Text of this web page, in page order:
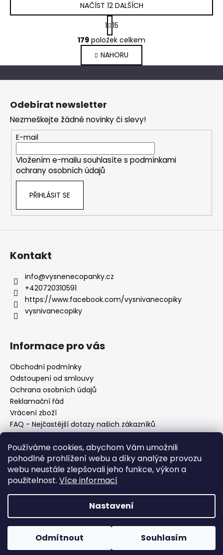
Používáme cookies, abychom Vám umožnili
pohodlné prohlížení webu a díky analýze provozu
webu neustále zlepšovali jeho funkce, výkon a
použitelnost. Více informací
Nastavení
Odmítnout Souhlasím
O
v
l
á
d
p
r
v
k
y
u
NAČÍST 12 DALŠÍCH
S
t
r
á
n
k
o
í
1 15
179 položek celkem
NAHORU
Odebírat newsletter
Nezmeškejte žádné novinky či slevy!
E-mail
Vložením e-mailu souhlasíte s podmínkami
ochrany osobních údajů
PŘIHLÁSIT SE
Kontakt
info@vysnenecopanky.cz
+420720310591
https://www.facebook.com/vysnivanecopiky
vysnivanecopiky
Informace pro vás
Obchodní podmínky
Odstoupení od smlouvy
Ochrana osobních údajů
Reklamační řád
Vrácení zboží
FAQ - Nejčastější dotazy našich zákazníků
Mapa braiderek
Kurz zapletání vlasů
Blog
O nás
Kontakt
Copyright 2026Vysněné copánky. Všechna práva